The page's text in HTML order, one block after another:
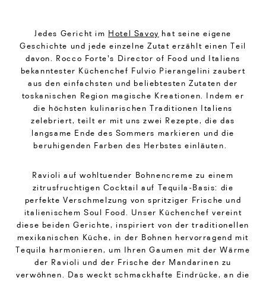
Jedes Gericht im Hotel Savoy hat seine eigene
Geschichte und jede einzelne Zutat erzählt einen Teil
davon. Rocco Forte's Director of Food und Italiens
bekanntester Küchenchef Fulvio Pierangelini zaubert
aus den einfachsten und beliebtesten Zutaten der
toskanischen Region magische Kreationen. Indem er
die höchsten kulinarischen Traditionen Italiens
zelebriert, teilt er mit uns zwei Rezepte, die das
langsame Ende des Sommers markieren und die
beruhigenden Farben des Herbstes einläuten.
Ravioli auf wohltuender Bohnencreme zu einem
zitrusfruchtigen Cocktail auf Tequila-Basis: die
perfekte Verschmelzung von spritziger Frische und
italienischem Soul Food. Unser Küchenchef vereint
diese beiden Gerichte, inspiriert von der traditionellen
mexikanischen Küche, in der Bohnen hervorragend mit
Tequila harmonieren, um Ihren Gaumen mit der Wärme
der Ravioli und der Frische der Mandarinen zu
verwöhnen. Das weckt schmackhafte Eindrücke, an die